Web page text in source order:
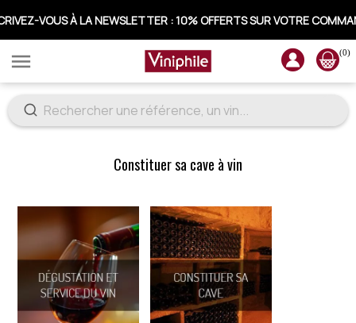
VOUS À LA NEWSLETTER : 10% OFFERTS SUR VOTRE
 (0)
Constituer sa cave à vin